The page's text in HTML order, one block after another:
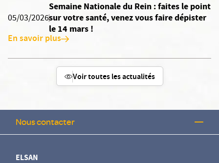
05/03/2026
Semaine Nationale du Rein : faites le point
sur votre santé, venez vous faire dépister
le 14 mars !
En savoir plus
Voir toutes les actualités
Nous contacter
ELSAN